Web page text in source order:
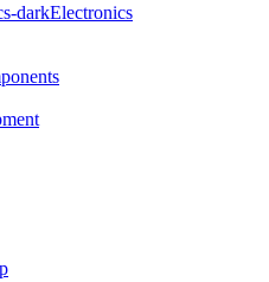
Electronics